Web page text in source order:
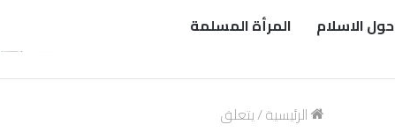
حول الاسلام المرأة المسلمة
الرئيسية/يتعلق